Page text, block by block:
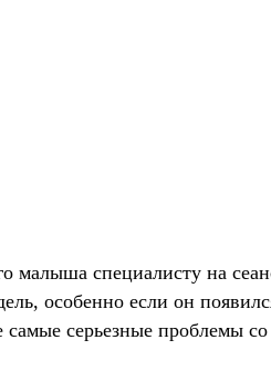
малыша специалисту на
особенно если он
серьезные проблемы